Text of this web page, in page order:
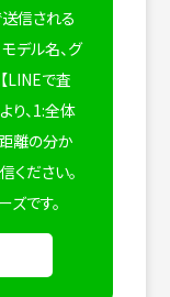
信される
デル名、グ
LINEで査
り、1:全体
離の分か
ださい。
です。